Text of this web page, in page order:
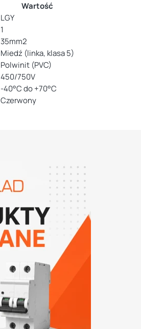
Wartość
LGY
1
35mm2
Miedź (linka, klasa 5)
Polwinit (PVC)
450/750V
-40°C do +70°C
Czerwony